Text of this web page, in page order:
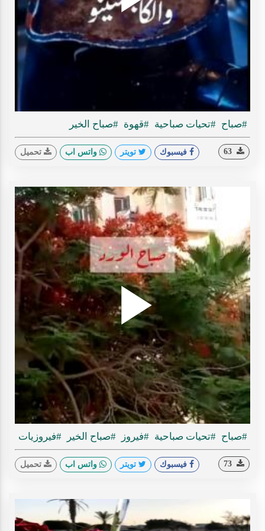
Play
#صباح #تحيات صباحية #قهوة #صباح الخير
فيسبوك تويتر واتس اب تحميل
Play
#صباح #تحيات صباحية #فيروز #صباح الخير #فيروزيات
فيسبوك تويتر واتس اب تحميل